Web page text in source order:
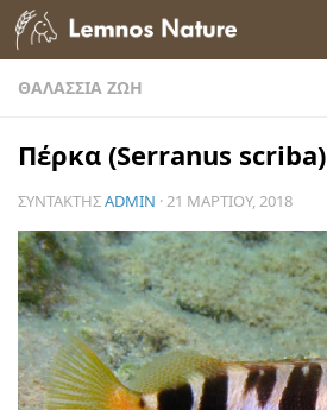
Skip to content
ΘΑΛΆΣΣΙΑ ΖΩΉ
Πέρκα (Serranus scriba)
ΣΥΝΤΆΚΤΗΣADMIN ·21 ΜΑΡΤΊΟΥ, 2018